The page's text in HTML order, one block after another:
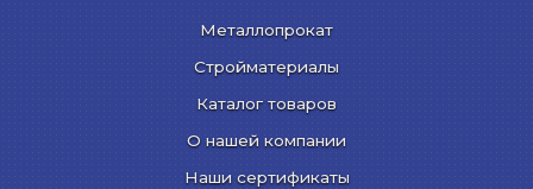
Металлопрокат
Стройматериалы
Каталог товаров
О нашей компании
Наши сертификаты